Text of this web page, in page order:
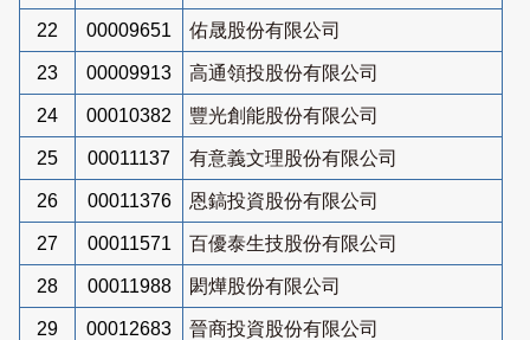
22 00009651 佑晟股份有限公司
23 00009913 高通領投股份有限公司
24 00010382 豐光創能股份有限公司
25 00011137 有意義文理股份有限公司
26 00011376 恩鎬投資股份有限公司
27 00011571 百優泰生技股份有限公司
28 00011988 閎燁股份有限公司
29 00012683 晉商投資股份有限公司